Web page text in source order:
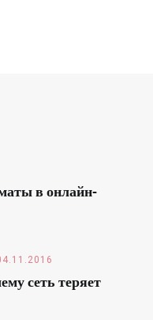
в онлайн-
сеть теряет